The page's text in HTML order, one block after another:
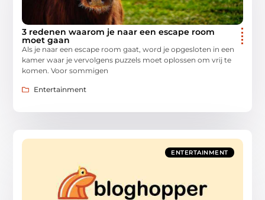
3 redenen waarom je naar een escape room
moet gaan
Als je naar een escape room gaat, word je opgesloten in een
kamer waar je vervolgens puzzels moet oplossen om vrij te
komen. Voor sommigen
Entertainment
ENTERTAINMENT